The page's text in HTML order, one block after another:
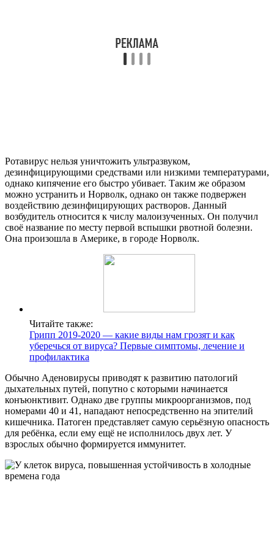
Ротавирус нельзя уничтожить ультразвуком,
дезинфицирующими средствами или низкими температурами,
однако кипячение его быстро убивает. Таким же образом
можно устранить и Норволк, однако он также подвержен
воздействию дезинфицирующих растворов. Данный
возбудитель относится к числу малоизученных. Он получил
своё название по месту первой вспышки рвотной болезни.
Она произошла в Америке, в городе Норволк.
Читайте также:
Грипп 2019-2020 — какие виды нам грозят и как
уберечься от вируса? Первые симптомы, лечение и
профилактика
Обычно Аденовирусы приводят к развитию патологий
дыхательных путей, попутно с которыми начинается
конъюнктивит. Однако две группы микроорганизмов, под
номерами 40 и 41, нападают непосредственно на эпителий
кишечника. Патоген представляет самую серьёзную опасность
для ребёнка, если ему ещё не исполнилось двух лет. У
взрослых обычно формируется иммунитет.